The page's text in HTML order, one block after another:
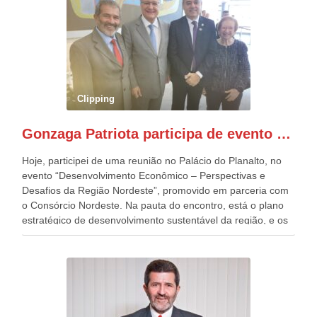
outros desfiles, na Esplanada dos Ministérios, disse ter sido
o deste ano, o maior e o mais organizado de todos. “Há
quatro décadas, como Patriota até no nome, participo
anualmente dos desfiles de Sete de Setembro, na
Esplanada dos Ministérios, em Brasília. Este ano, o governo
preparou espaços com cadeiras e coberturas, para 30.000
pessoas, só que o número de Patriotas Brasileiros
Independentes, dobrou na Esplanada. Eu, Lula e os
Patriota.
Clipping
Gonzaga Patriota participa de evento em prol do desenvolvimento do Nordeste
Hoje, participei de uma reunião no Palácio do Planalto, no
evento “Desenvolvimento Econômico – Perspectivas e
Desafios da Região Nordeste”, promovido em parceria com
o Consórcio Nordeste. Na pauta do encontro, está o plano
estratégico de desenvolvimento sustentável da região, e os
desafios para a elaboração de políticas públicas, que
evento contou com a presença do Vice-presidente Geraldo
Alckmin, que também ocupa o Ministério do
Desenvolvimento, Indústria, Comércio e Serviços, o ex
governador de Pernambuco, agora Presidente do Banco do